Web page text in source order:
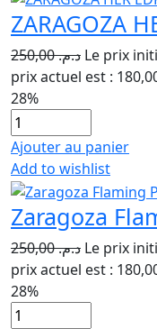
ZARAGOZA
د.م.250,00
28%
Ajouter au panier
Add to wishlist
Zaragoza
د.م.250,00
28%